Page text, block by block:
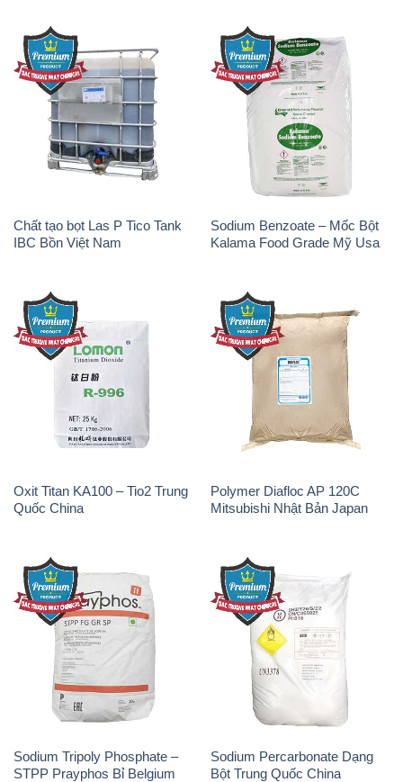
Chất tạo bọt Las P Tico Tank
IBC Bồn Việt Nam
Sodium Benzoate – Mốc Bột
Kalama Food Grade Mỹ Usa
Oxit Titan KA100 – Tio2 Trung
Quốc China
Polymer Diafloc AP 120C
Mitsubishi Nhật Bản Japan
Sodium Tripoly Phosphate –
STPP Prayphos Bỉ Belgium
Sodium Percarbonate Dạng
Bột Trung Quốc China